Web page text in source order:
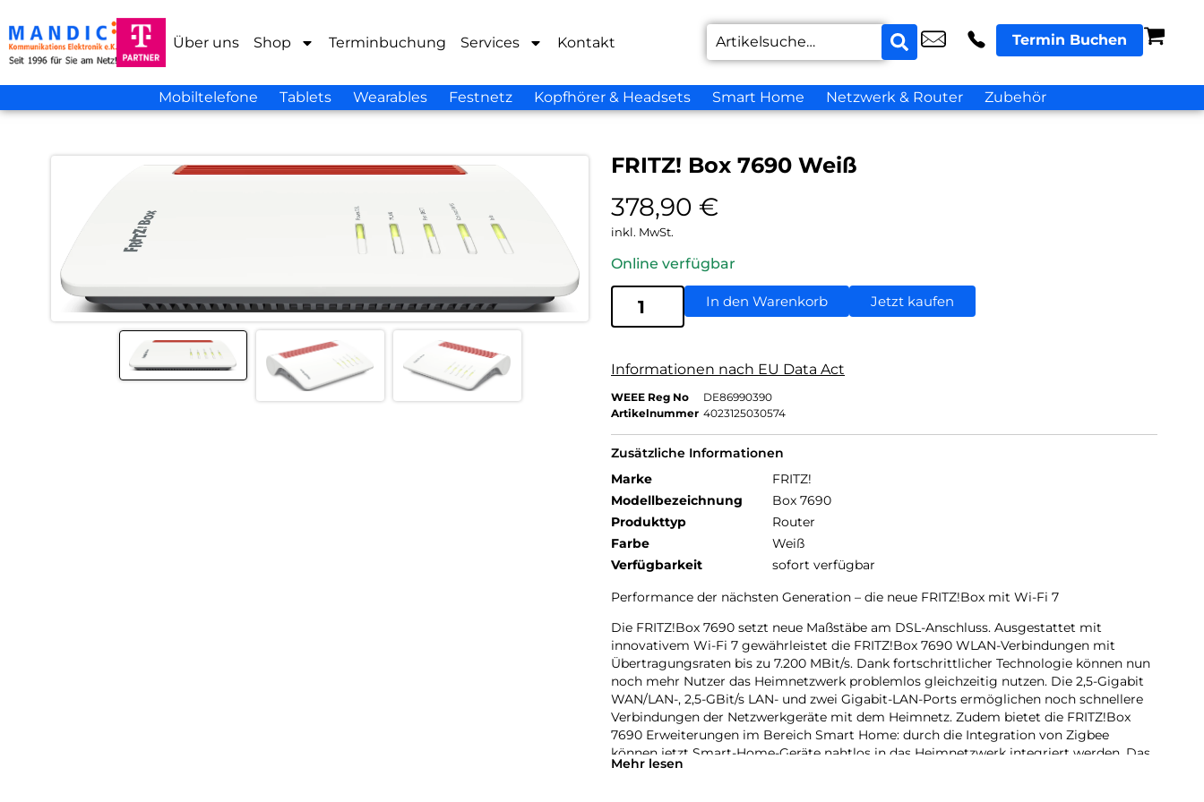
Über uns Shop Terminbuchung Services Kontakt Termin Buchen
Mobiltelefone Tablets Wearables Festnetz Kopfhörer & Headsets Smart Home Netzwerk & Router Zubehör
FRITZ! Box 7690 Weiß
378,90 €
inkl. MwSt.
Online verfügbar
In den Warenkorb Jetzt kaufen
Informationen nach EU Data Act
WEEE Reg No
DE86990390
Artikelnummer 4023125030574
Zusätzliche Informationen
Marke
FRITZ!
Modellbezeichnung
Box 7690
Produkttyp
Router
Farbe
Weiß
Verfügbarkeit
sofort verfügbar
Performance der nächsten Generation – die neue FRITZ!Box mit Wi-Fi 7
Die FRITZ!Box 7690 setzt neue Maßstäbe am DSL-Anschluss. Ausgestattet mit
innovativem Wi-Fi 7 gewährleistet die FRITZ!Box 7690 WLAN-Verbindungen mit
Übertragungsraten bis zu 7.200 MBit/s. Dank fortschrittlicher Technologie können nun
noch mehr Nutzer das Heimnetzwerk problemlos gleichzeitig nutzen. Die 2,5-Gigabit
WAN/LAN-, 2,5-GBit/s LAN- und zwei Gigabit-LAN-Ports ermöglichen noch schnellere
Verbindungen der Netzwerkgeräte mit dem Heimnetz. Zudem bietet die FRITZ!Box
7690 Erweiterungen im Bereich Smart Home: durch die Integration von Zigbee
können jetzt Smart-Home-Geräte nahtlos in das Heimnetzwerk integriert werden. Das
Betriebssystem FRITZ!OS ermöglicht eine problemlose Einbindung und Steuerung
Mehr lesen